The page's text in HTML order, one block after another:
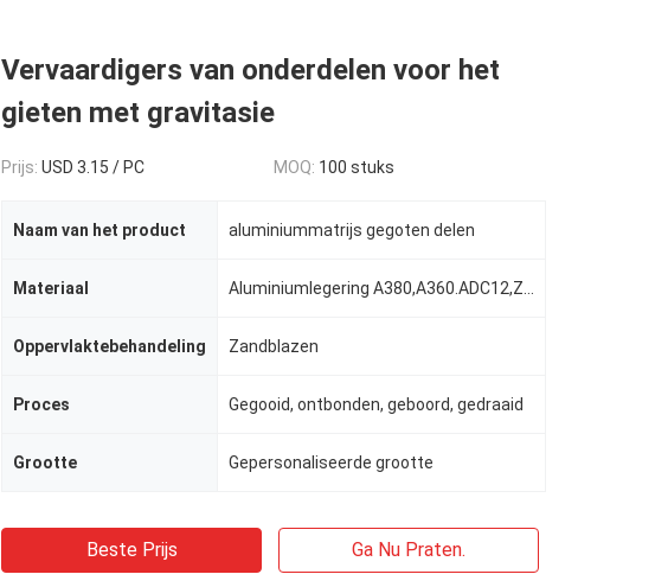
Vervaardigers van onderdelen voor het
gieten met gravitasie
Prijs: USD 3.15 / PC MOQ: 100 stuks
Naam van het product aluminiummatrijs gegoten delen
Materiaal
Oppervlaktebehandeling Zandblazen
Proces Gegooid, ontbonden, geboord, gedraaid
Grootte Gepersonaliseerde grootte
Beste Prijs Ga Nu Praten.